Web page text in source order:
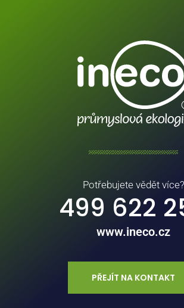
Potřebujete vědět více?
499 622
www.ineco.cz
PŘEJÍT NA KONTAKT